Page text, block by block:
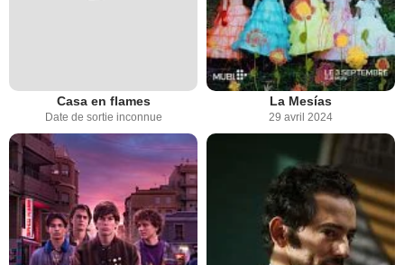
Casa en flames
Date de sortie inconnue
La Mesías
29 avril 2024